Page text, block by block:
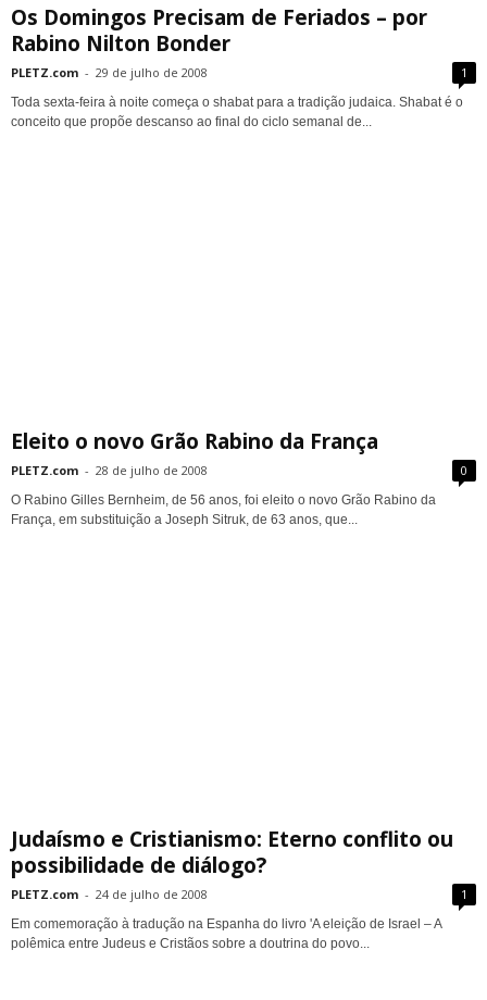
Os Domingos Precisam de Feriados – por
Rabino Nilton Bonder
PLETZ.com - 29 de julho de 2008 1
Toda sexta-feira à noite começa o shabat para a tradição judaica. Shabat é o
conceito que propõe descanso ao final do ciclo semanal de...
Eleito o novo Grão Rabino da França
PLETZ.com - 28 de julho de 2008 0
O Rabino Gilles Bernheim, de 56 anos, foi eleito o novo Grão Rabino da
França, em substituição a Joseph Sitruk, de 63 anos, que...
Judaísmo e Cristianismo: Eterno conflito ou
possibilidade de diálogo?
PLETZ.com - 24 de julho de 2008 1
Em comemoração à tradução na Espanha do livro 'A eleição de Israel – A
polêmica entre Judeus e Cristãos sobre a doutrina do povo...